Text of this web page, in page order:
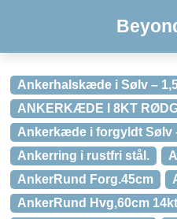
Ankerhalskæde i Sølv –
ANKERKÆDE I 8KT
Ankerkæde i forgyldt Sølv
Ankerring i rustfri stål.
AnkerRund Forg.45cm
AnkerRund Hvg,60cm 14kt